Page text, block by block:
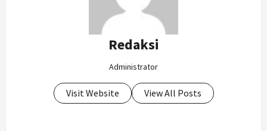
Redaksi
Administrator
Visit Website View All Posts